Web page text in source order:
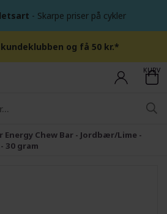
- Skarpe priser på cykler
og få 50 kr.*
KURV
Energy Chew Bar - Jordbær/Lime -
30 gram